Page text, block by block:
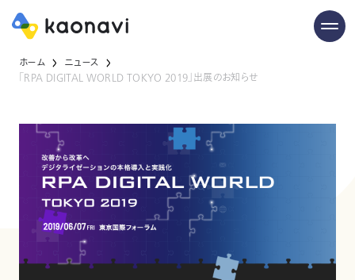
ホーム
ニュース
「RPA DIGITAL WORLD TOKYO 2019」出展のお知らせ